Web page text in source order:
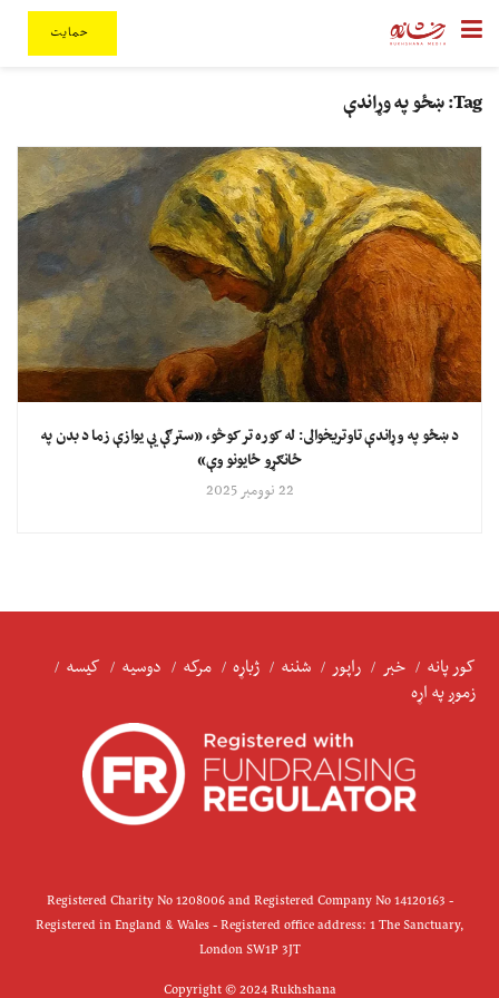
حمایت
Tag: ښځو په وړاندې
د ښځو په وړاندې تاوتریخوالی: له کوره تر کوڅو، «سترګې یې یوازې زما د بدن په
ځانګړو ځایونو وې»
22 نوومبر 2025
کور پانه خبر راپور شننه ژباړه مرکه دوسیه
کیسه
زموږ په اړه
Registered Charity No 1208006 and Registered Company No 14120163 -
Registered in England & Wales - Registered office address: 1 The Sanctuary,
London SW1P 3JT
Copyright © 2024 Rukhshana